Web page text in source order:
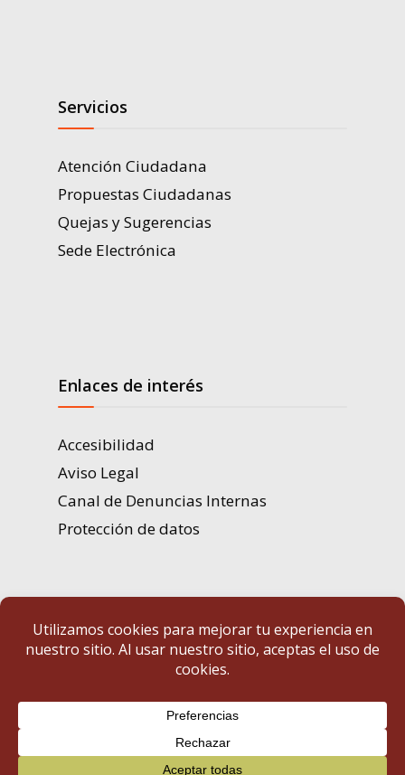
Servicios
Atención Ciudadana
Propuestas Ciudadanas
Quejas y Sugerencias
Sede Electrónica
Enlaces de interés
Accesibilidad
Aviso Legal
Canal de Denuncias Internas
Protección de datos
Portal de Transparencia | Diputación de Badajoz